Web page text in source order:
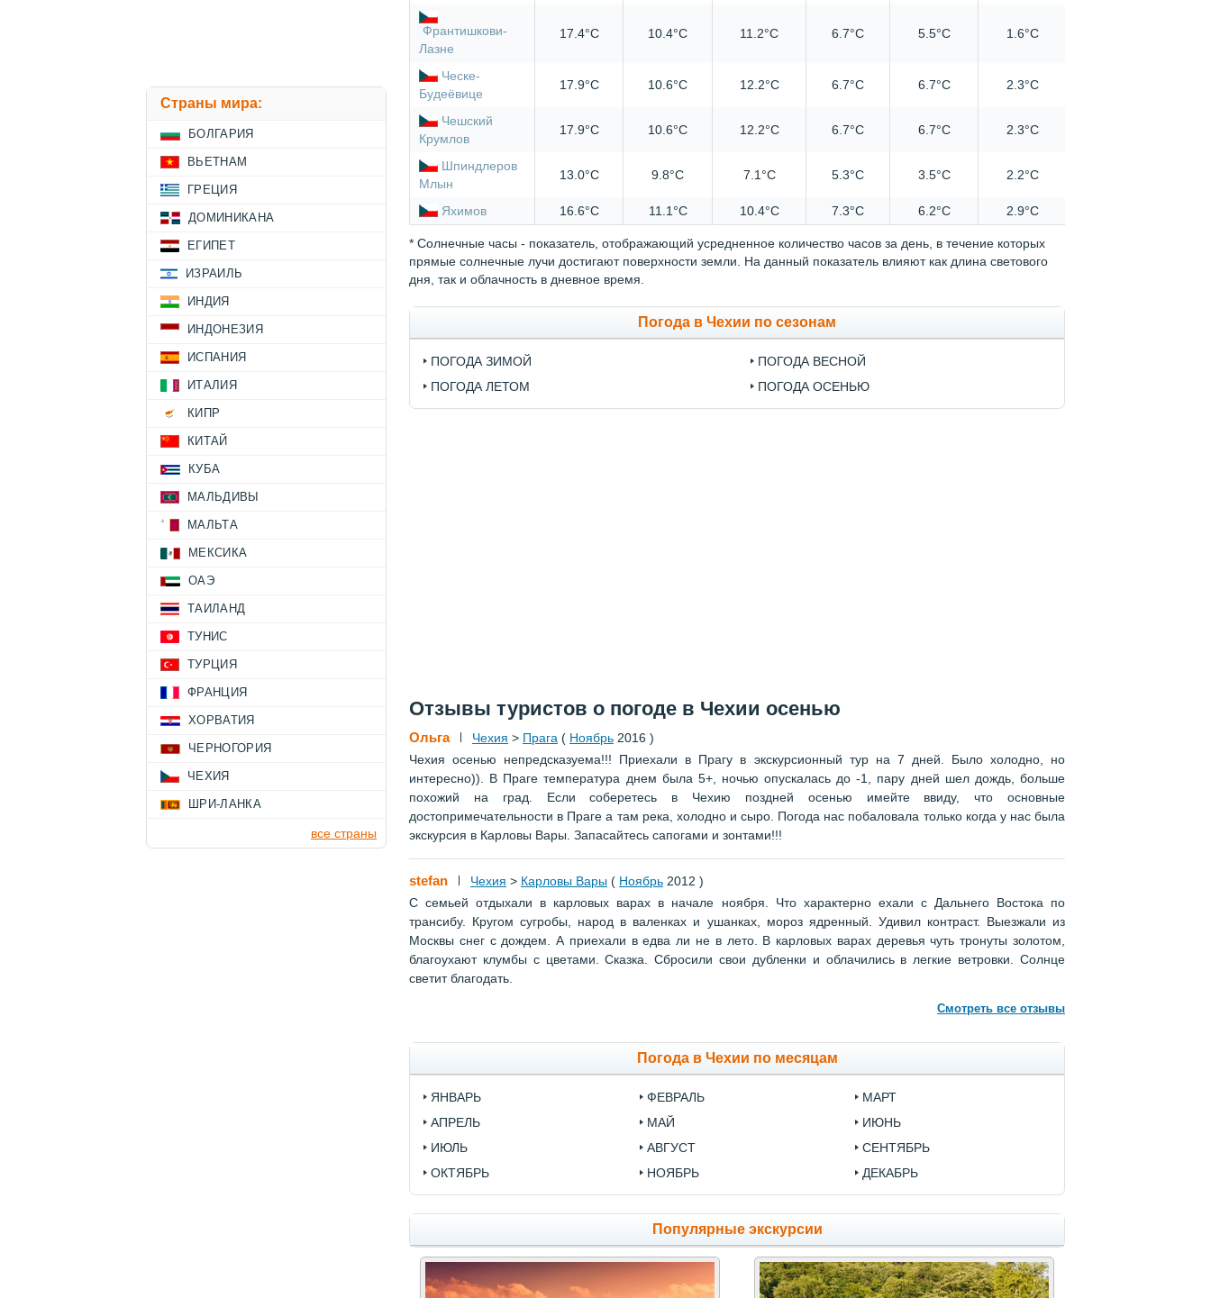
Франтишкови-
Лазне
17.4°C 10.4°C 11.2°C 6.7°C 5.5°C 1.6°C
Ческе-
Будеёвице
17.9°C 10.6°C 12.2°C 6.7°C 6.7°C 2.3°C
Чешский
Крумлов
17.9°C 10.6°C 12.2°C 6.7°C 6.7°C 2.3°C
Шпиндлеров
Млын
13.0°C 9.8°C 7.1°C 5.3°C 3.5°C 2.2°C
Яхимов 16.6°C 11.1°C 10.4°C 7.3°C 6.2°C 2.9°C
* Солнечные часы - показатель, отображающий усредненное количество часов за день, в течение которых
прямые солнечные лучи достигают поверхности земли. На данный показатель влияют как длина светового
дня, так и облачность в дневное время.
Погода в Чехии по сезонам
ПОГОДА ЗИМОЙ
ПОГОДА ВЕСНОЙ
ПОГОДА ЛЕТОМ
ПОГОДА ОСЕНЬЮ
Отзывы туристов о погоде в Чехии осенью
Ольга Чехия > Прага ( Ноябрь 2016 )
Чехия осенью непредсказуема!!! Приехали в Прагу в экскурсионный тур на 7 дней. Было холодно, но
интересно)). В Праге температура днем была 5+, ночью опускалась до -1, пару дней шел дождь, больше
похожий на град. Если соберетесь в Чехию поздней осенью имейте ввиду, что основные
достопримечательности в Праге а там река, холодно и сыро. Погода нас побаловала только когда у нас была
экскурсия в Карловы Вары. Запасайтесь сапогами и зонтами!!!
stefan Чехия > Карловы Вары ( Ноябрь 2012 )
С семьей отдыхали в карловых варах в начале ноября. Что характерно ехали с Дальнего Востока по
трансибу. Кругом сугробы, народ в валенках и ушанках, мороз ядренный. Удивил контраст. Выезжали из
Москвы снег с дождем. А приехали в едва ли не в лето. В карловых варах деревья чуть тронуты золотом,
благоухают клумбы с цветами. Сказка. Сбросили свои дубленки и облачились в легкие ветровки. Солнце
светит благодать.
Смотреть все отзывы
Погода в Чехии по месяцам
ЯНВАРЬ ФЕВРАЛЬ
МАРТ
АПРЕЛЬ
МАЙ
ИЮНЬ
ИЮЛЬ
АВГУСТ
СЕНТЯБРЬ
ОКТЯБРЬ
НОЯБРЬ ДЕКАБРЬ
Популярные экскурсии
Страны мира:
БОЛГАРИЯ
ВЬЕТНАМ
ГРЕЦИЯ
ДОМИНИКАНА
ЕГИПЕТ
ИЗРАИЛЬ
ИНДИЯ
ИНДОНЕЗИЯ
ИСПАНИЯ
ИТАЛИЯ
КИПР
КИТАЙ
КУБА
МАЛЬДИВЫ
МАЛЬТА
МЕКСИКА
ОАЭ
ТАИЛАНД
ТУНИС
ТУРЦИЯ
ФРАНЦИЯ
ХОРВАТИЯ
ЧЕРНОГОРИЯ
ЧЕХИЯ
ШРИ-ЛАНКА
все страны